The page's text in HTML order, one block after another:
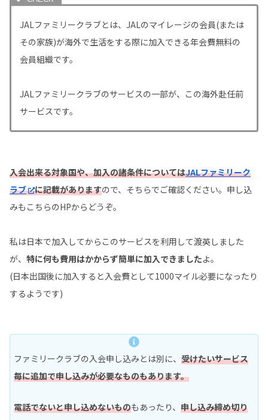
JALファミリークラブとは、JALのマイレージの会員(または
その家族)が海外で生活をする際に加入できる年会費無料の
会員組織です。
JALファミリークラブのサービスの一部が、この海外赴任前
サービスです。
入会出来る対象国や、加入の諸条件についてはJALファミリーク
ラブ
に記載がありますので、そちらでご確認ください。申し込
みもこちらのHPからどうぞ。
私は日本で加入してからこのサービスを利用して渡英しました
が、 特に何も費用はかからず簡単に加入できましたよ。
(日本出国後に加入すると入会費として1000マイル必要になったり
するようです)
ファミリークラブの入会申し込みとは別に、 受けたいサービス
毎に追加で申し込みが必要なものもあります。
電話でないと申し込めないものもあったり、 申し込み締め切り